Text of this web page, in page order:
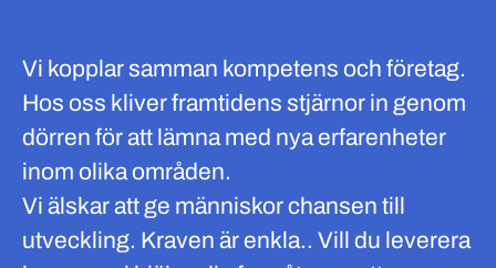
Vi kopplar samman kompetens och företag.
Hos oss kliver framtidens stjärnor in genom
dörren för att lämna med nya erfarenheter
inom olika områden.
Vi älskar att ge människor chansen till
utveckling. Kraven är enkla.. Vill du leverera